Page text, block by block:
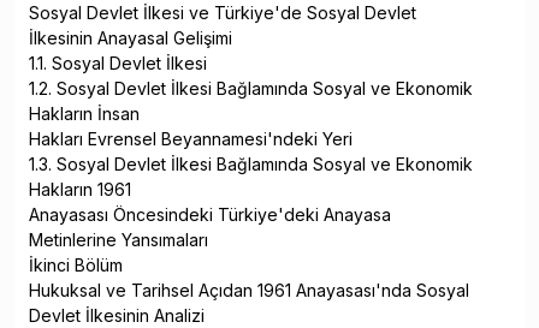
Sosyal Devlet İlkesi ve Türkiye'de Sosyal Devlet
İlkesinin Anayasal Gelişimi
1.1. Sosyal Devlet İlkesi
1.2. Sosyal Devlet İlkesi Bağlamında Sosyal ve Ekonomik
Hakların İnsan
Hakları Evrensel Beyannamesi'ndeki Yeri
1.3. Sosyal Devlet İlkesi Bağlamında Sosyal ve Ekonomik
Hakların 1961
Anayasası Öncesindeki Türkiye'deki Anayasa
Metinlerine Yansımaları
İkinci Bölüm
Hukuksal ve Tarihsel Açıdan 1961 Anayasası'nda Sosyal
Devlet İlkesinin Analizi